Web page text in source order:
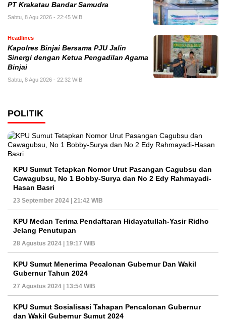
PT Krakatau Bandar Samudra
Sabtu, 8 Agu 2026 - 22:45 WIB
Headlines
Kapolres Binjai Bersama PJU Jalin
Sinergi dengan Ketua Pengadilan Agama
Binjai
Sabtu, 8 Agu 2026 - 22:32 WIB
POLITIK
KPU Sumut Tetapkan Nomor Urut Pasangan Cagubsu dan
Cawagubsu, No 1 Bobby-Surya dan No 2 Edy Rahmayadi-
Hasan Basri
23 September 2024 | 21:42 WIB
KPU Medan Terima Pendaftaran Hidayatullah-Yasir Ridho
Jelang Penutupan
28 Agustus 2024 | 19:17 WIB
KPU Sumut Menerima Pecalonan Gubernur Dan Wakil
Gubernur Tahun 2024
27 Agustus 2024 | 13:54 WIB
KPU Sumut Sosialisasi Tahapan Pencalonan Gubernur
dan Wakil Gubernur Sumut 2024